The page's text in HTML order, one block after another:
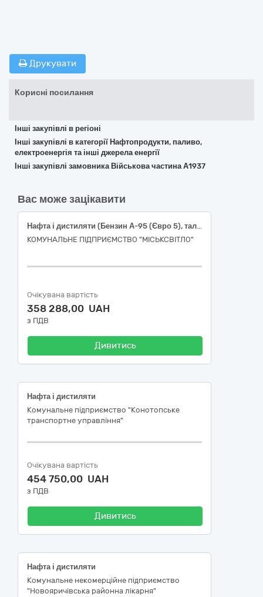
Друкувати
Корисні посилання
Інші закупівлі в регіоні
Інші закупівлі в категорії Нафтопродукти, паливо,
електроенергія та інші джерела енергії
Інші закупівлі замовника Військова частина А1937
Вас може зацікавити
Нафта і дистиляти (Бензин А-95 (Євро 5), талон, Дизельне паливо (Євро 5), талон)
КОМУНАЛЬНЕ ПІДПРИЄМСТВО "МІСЬКСВІТЛО"
Очікувана вартість
358 288,00 UAH
з ПДВ
Дивитись
Нафта і дистиляти
Комунальне підприємство "Конотопське
транспортне управління"
Очікувана вартість
454 750,00 UAH
з ПДВ
Дивитись
Нафта і дистиляти
Комунальне некомерційне підприємство
"Новояричівська районна лікарня"